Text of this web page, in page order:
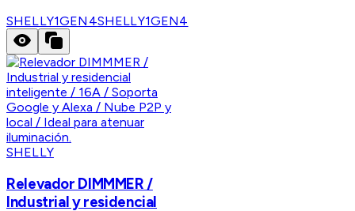
SHELLY1GEN4SHELLY1GEN4
SHELLY
Relevador DIMMMER /
Industrial y residencial